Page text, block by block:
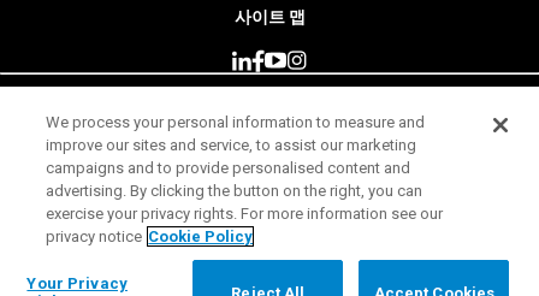
사이트 맵
© 2026 Minitab, LLC. All Rights Reserved.
사용 약관
개인 정보 보호 고지
법률
We process your personal information to measure and
improve our sites and service, to assist our marketing
campaigns and to provide personalised content and
advertising. By clicking the button on the right, you can
exercise your privacy rights. For more information see our
privacy notice Cookie Policy
Your Privacy
Reject All Accept Cookies